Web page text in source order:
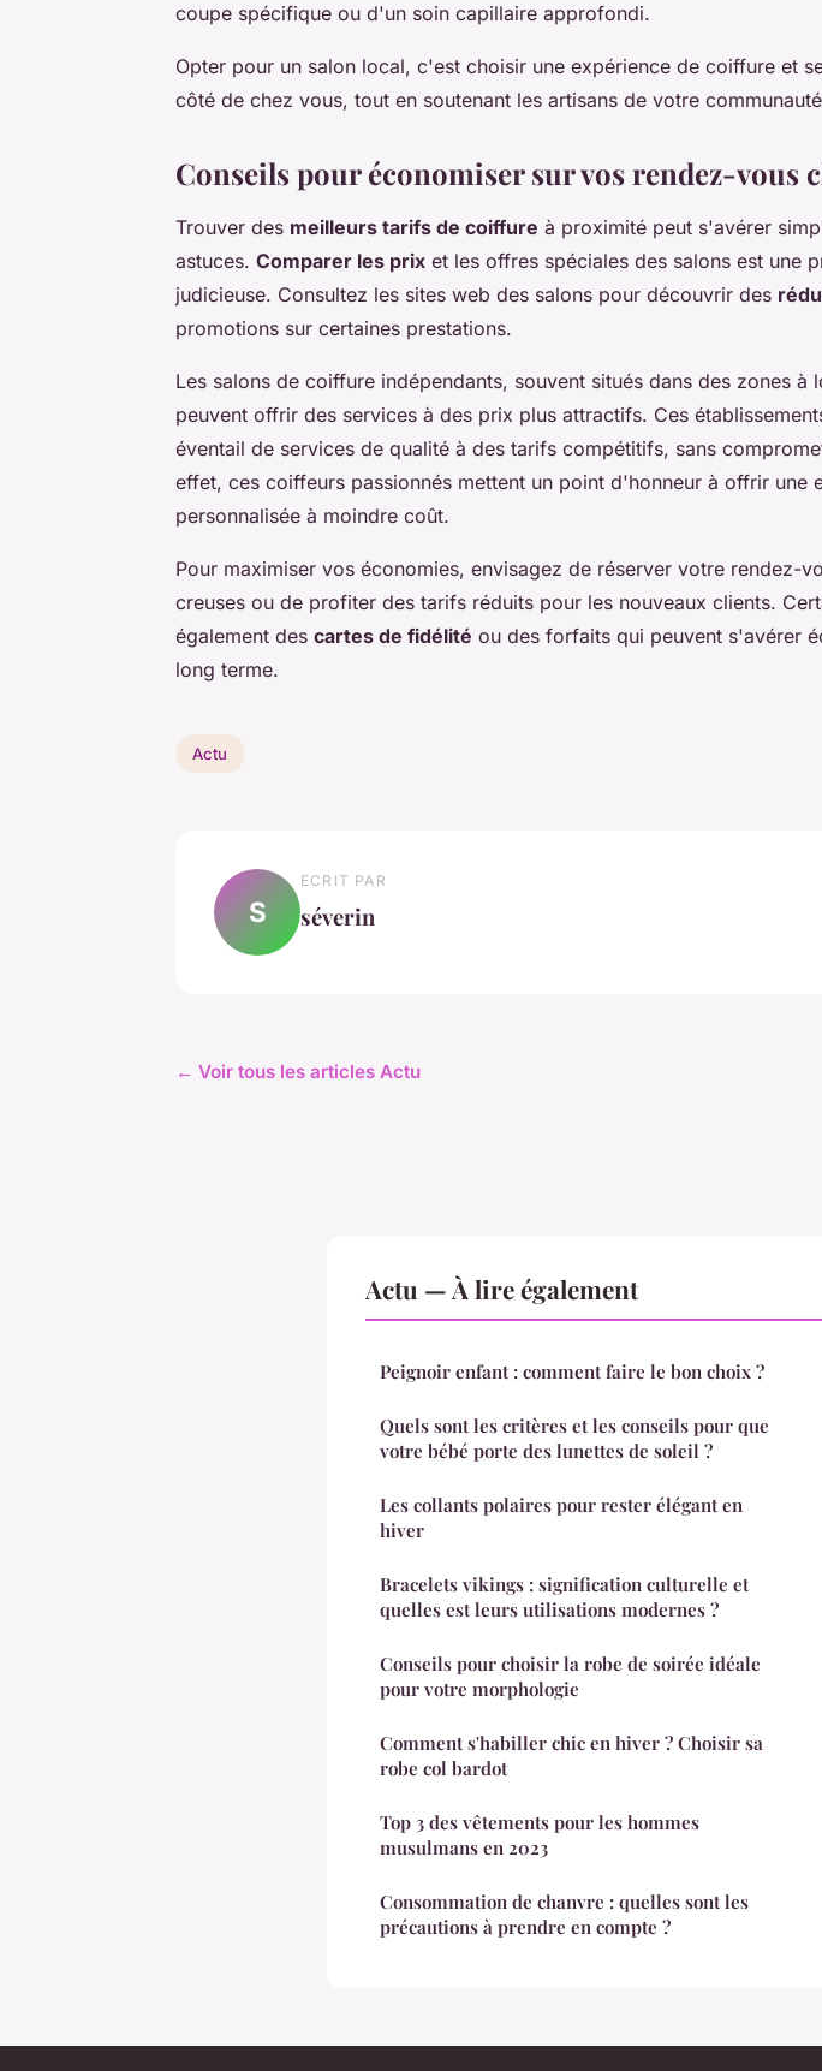
coupe spécifique ou d'un soin capillaire approfondi.
Opter pour un salon local, c'est choisir une expérience de coiffure et
côté de chez vous, tout en soutenant les artisans de votre
Conseils pour économiser sur vos rendez-vous
Trouver des meilleurs tarifs de coiffure à proximité peut s'avérer
astuces. Comparer les prix et les offres spéciales des salons est une
judicieuse. Consultez les sites web des salons pour découvrir des
promotions sur certaines prestations.
Les salons de coiffure indépendants, souvent situés dans des zones à
peuvent offrir des services à des prix plus attractifs. Ces
éventail de services de qualité à des tarifs compétitifs, sans
effet, ces coiffeurs passionnés mettent un point d'honneur à offrir une
personnalisée à moindre coût.
Pour maximiser vos économies, envisagez de réserver votre rendez-
creuses ou de profiter des tarifs réduits pour les nouveaux clients.
également des cartes de fidélité ou des forfaits qui peuvent s'avérer
long terme.
Actu
S
ECRIT PAR
séverin
← Voir tous les articles Actu
Actu — À lire également
Peignoir enfant : comment faire le bon choix ?
Quels sont les critères et les conseils pour que
votre bébé porte des lunettes de soleil ?
Les collants polaires pour rester élégant en
hiver
Bracelets vikings : signification culturelle et
quelles est leurs utilisations modernes ?
Conseils pour choisir la robe de soirée idéale
pour votre morphologie
Comment s'habiller chic en hiver ? Choisir sa
robe col bardot
Top 3 des vêtements pour les hommes
musulmans en 2023
Consommation de chanvre : quelles sont les
précautions à prendre en compte ?